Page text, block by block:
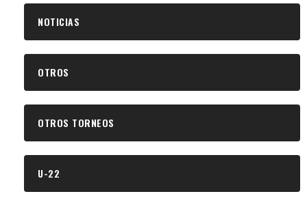
NOTICIAS
OTROS
OTROS TORNEOS
U-22